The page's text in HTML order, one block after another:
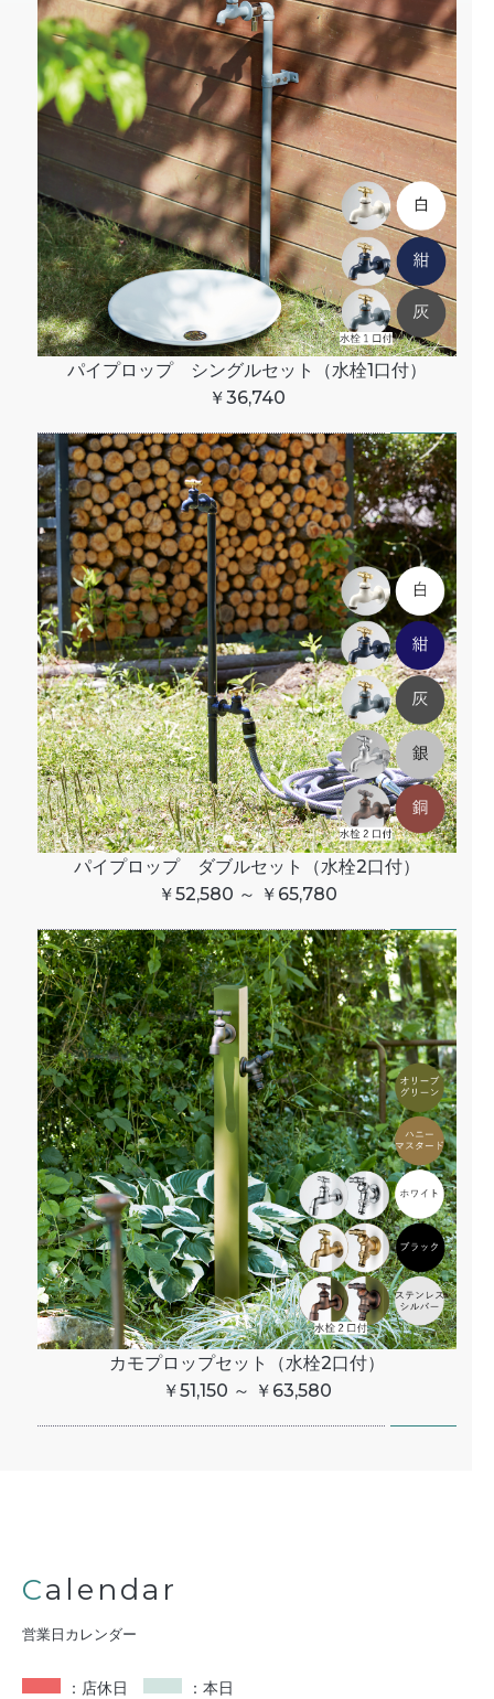
パイプロップ シングルセット（水栓1口付）
￥36,740
パイプロップ ダブルセット（水栓2口付）
￥52,580 ～ ￥65,780
カモプロップセット（水栓2口付）
￥51,150 ～ ￥63,580
営業日カレンダー
Calendar
：店休日 ：本日